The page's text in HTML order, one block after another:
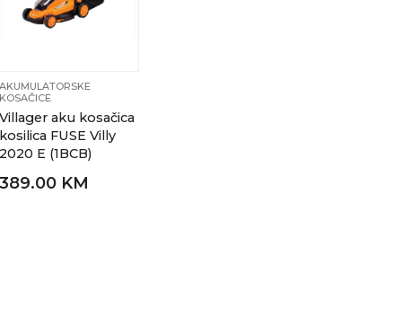
AKUMULATORSKE
KOSAČICE
Villager aku kosačica
kosilica FUSE Villy
2020 E (1BCB)
389.00 KM